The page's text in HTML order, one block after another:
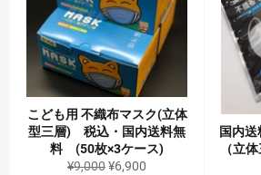
こども用 不織布マスク(立体
型三層) 税込・国内送料無
料 (50枚×3ケース)
通
¥9,000販
¥6,900
国内
（立